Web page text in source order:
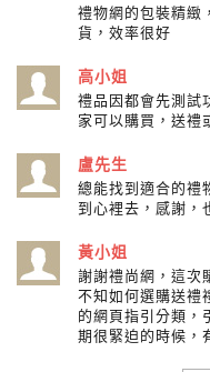
禮物網的包裝精緻
貨，效率很好
高小姐
禮品因都會先測試
家可以購買，送禮
盧先生
總能找到適合的禮
到心裡去，感謝，
黃小姐
謝謝禮尚網，這次
不知如何選購送禮
的網頁指引分類，
期很緊迫的時候，